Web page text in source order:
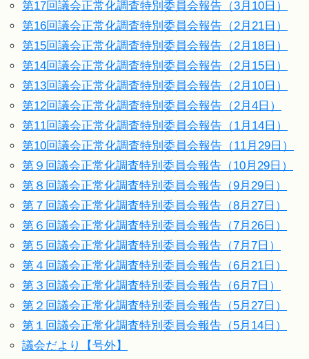
第17回議会正常化調査特別委員会報告（3月10日）
第16回議会正常化調査特別委員会報告（2月21日）
第15回議会正常化調査特別委員会報告（2月18日）
第14回議会正常化調査特別委員会報告（2月15日）
第13回議会正常化調査特別委員会報告（2月10日）
第12回議会正常化調査特別委員会報告（2月4日）
第11回議会正常化調査特別委員会報告（1月14日）
第10回議会正常化調査特別委員会報告（11月29日）
第９回議会正常化調査特別委員会報告（10月29日）
第８回議会正常化調査特別委員会報告（9月29日）
第７回議会正常化調査特別委員会報告（8月27日）
第６回議会正常化調査特別委員会報告（7月26日）
第５回議会正常化調査特別委員会報告（7月7日）
第４回議会正常化調査特別委員会報告（6月21日）
第３回議会正常化調査特別委員会報告（6月7日）
第２回議会正常化調査特別委員会報告（5月27日）
第１回議会正常化調査特別委員会報告（5月14日）
議会だより【号外】